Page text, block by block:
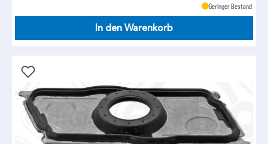
Geringer Bestand
In den Warenkorb